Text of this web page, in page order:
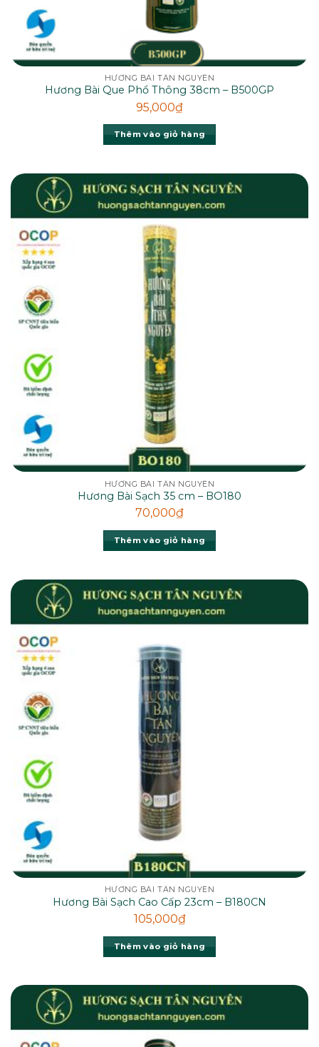
HƯƠNG BÀI TÂN NGUYÊN
Hương Bài Que Phổ Thông 38cm – B500GP
95,000₫
Thêm vào giỏ hàng
HƯƠNG BÀI TÂN NGUYÊN
Hương Bài Sạch 35 cm – BO180
70,000₫
Thêm vào giỏ hàng
HƯƠNG BÀI TÂN NGUYÊN
Hương Bài Sạch Cao Cấp 23cm – B180CN
105,000₫
Thêm vào giỏ hàng